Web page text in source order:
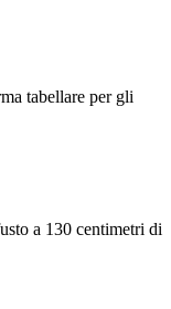
tabellare per gli
a 130 centimetri di